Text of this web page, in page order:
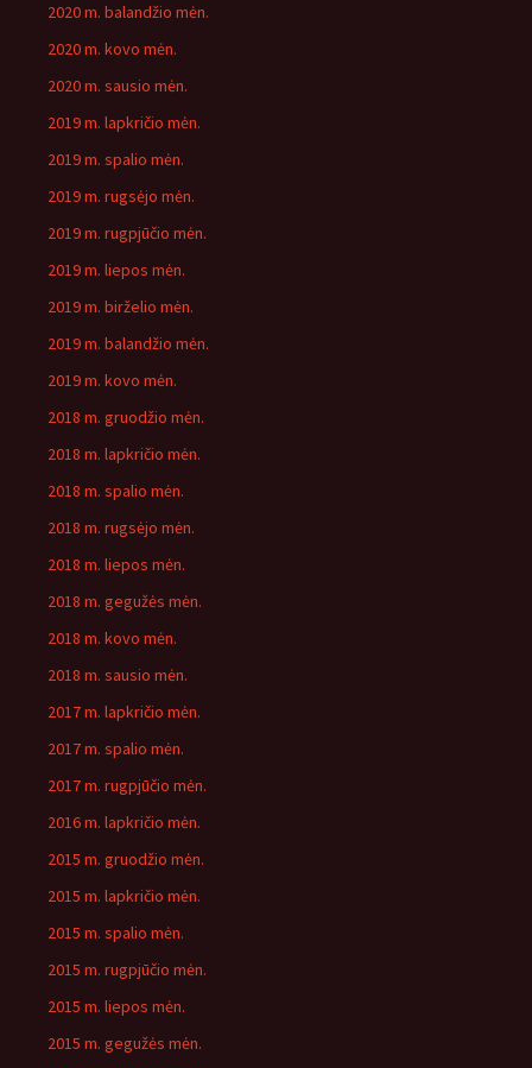
2020 m. balandžio mėn.
2020 m. kovo mėn.
2020 m. sausio mėn.
2019 m. lapkričio mėn.
2019 m. spalio mėn.
2019 m. rugsėjo mėn.
2019 m. rugpjūčio mėn.
2019 m. liepos mėn.
2019 m. birželio mėn.
2019 m. balandžio mėn.
2019 m. kovo mėn.
2018 m. gruodžio mėn.
2018 m. lapkričio mėn.
2018 m. spalio mėn.
2018 m. rugsėjo mėn.
2018 m. liepos mėn.
2018 m. gegužės mėn.
2018 m. kovo mėn.
2018 m. sausio mėn.
2017 m. lapkričio mėn.
2017 m. spalio mėn.
2017 m. rugpjūčio mėn.
2016 m. lapkričio mėn.
2015 m. gruodžio mėn.
2015 m. lapkričio mėn.
2015 m. spalio mėn.
2015 m. rugpjūčio mėn.
2015 m. liepos mėn.
2015 m. gegužės mėn.